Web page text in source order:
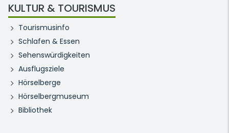
KULTUR & TOURISMUS
Tourismusinfo
Schlafen & Essen
Sehenswürdigkeiten
Ausflugsziele
Hörselberge
Hörselbergmuseum
Bibliothek